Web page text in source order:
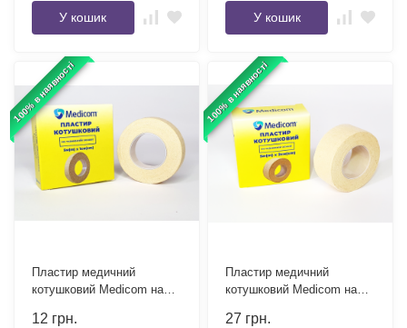
У кошик У кошик
100% в наявності
Пластир медичний
котушковий Medicom на
12 грн.
100% в наявності
Пластир медичний
котушковий Medicom на
27 грн.